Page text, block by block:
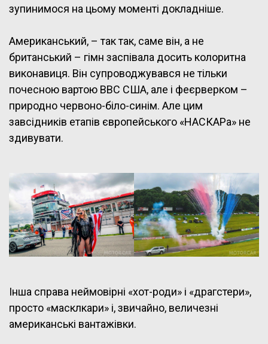
зупинимося на цьому моменті докладніше.
Американський, – так так, саме він, а не
британський – гімн заспівала досить колоритна
виконавиця. Він супроводжувався не тільки
почесною вартою ВВС США, але і феєрверком –
природно червоно-біло-синім. Але цим
завсідників етапів європейського «НАСКАРа» не
здивувати.
Інша справа неймовірні «хот-роди» і «драгстери»,
просто «масклкари» і, звичайно, величезні
американські вантажівки.